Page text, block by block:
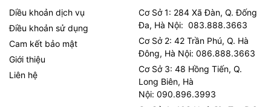
Diều khoản dịch vụ
Điều khoản sử dụng
Cam kết bảo mật
Giới thiệu
Liên hệ
Cơ Sở 1: 284 Xã Đàn, Q. Đống
Đa, Hà Nội: 083.888.3663
Cơ Sở 2: 42 Trần Phú, Q. Hà
Đông, Hà Nội: 086.888.3663
Cơ Sở 3: 48 Hồng Tiến, Q.
Long Biên, Hà
Nội: 090.896.3993